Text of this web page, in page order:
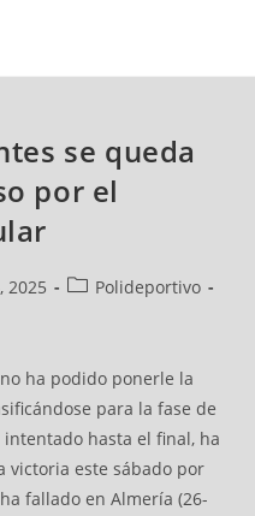
se queda
por el
2025
Polideportivo
ha podido ponerle la
para la fase de
hasta el final, ha
victoria este sábado por
fallado en Almería (26-